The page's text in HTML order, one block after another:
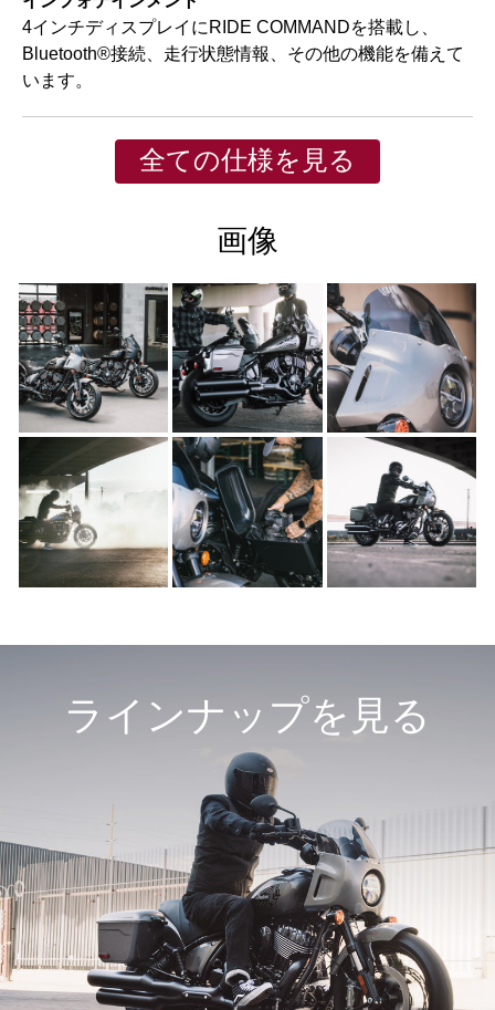
4インチディスプレイにRIDE COMMANDを搭載し、
Bluetooth®接続、走行状態情報、その他の機能を備えて
います。
全ての仕様を見る
画像
ラインナップを見る